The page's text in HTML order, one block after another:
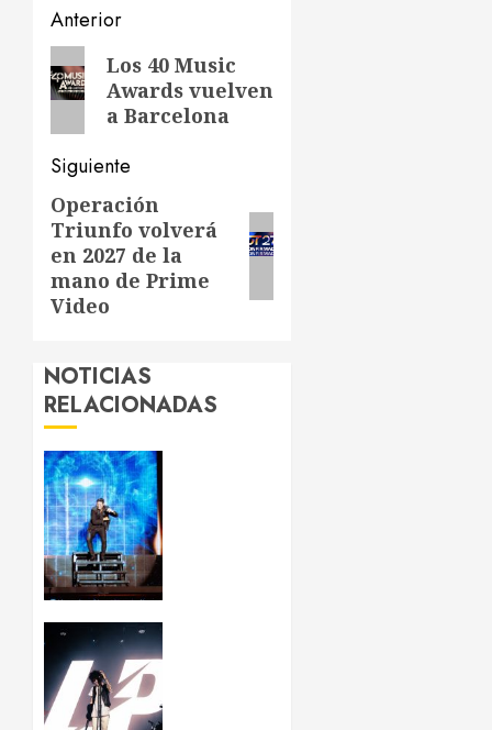
Navegación
de
entradas
Anterior
Entrada
anterior:
Los 40 Music
Awards vuelven
a Barcelona
Siguiente
Siguiente
entrada:
Operación
Triunfo volverá
en 2027 de la
mano de Prime
Video
NOTICIAS
RELACIONADAS